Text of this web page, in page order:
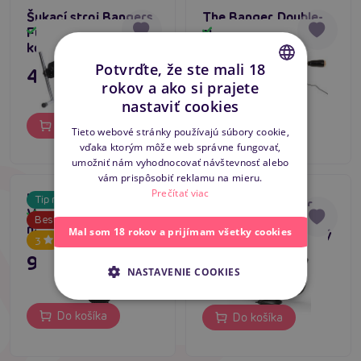
Šukací stroj Bangers
Fuck Machine PRO 1,
kovový
Skladom
479,80 €
Do košíka
The Banger Double-
sided Fucking
Machine, súložný
stroj pre oboch
Skladom
359,80 €
Do košíka
Tip na darček
Bestseller
3
INTOYOU Sex Machine
Vibration+Thrust+Heat,
nadupaný šukací stroj
Skladom
99,80 €
Do košíka
TOYJOY Designer
Edition Cadence
Fatale PRO+, luxusný
šukací vibrátor
Skladom
119,80 €
Do košíka
CZECH
ENGLISH
Potvrďte, že ste mali 18
rokov a ako si prajete
nastaviť cookies
Tieto webové stránky používajú súbory cookie,
vďaka ktorým môže web správne fungovať,
umožniť nám vyhodnocovať návštevnosť alebo
vám prispôsobiť reklamu na mieru.
Prečítať viac
Mal som 18 rokov a prijímam všetky cookies
NASTAVENIE COOKIES